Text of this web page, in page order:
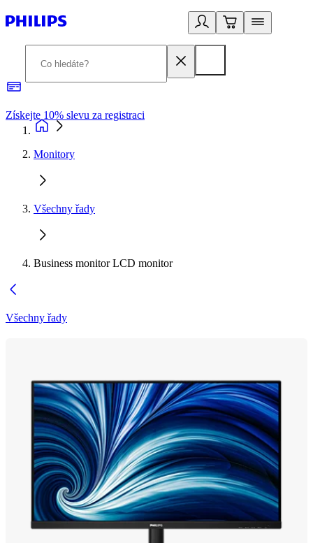
Získejte 10% slevu za registraci
Monitory
Všechny řady
Business monitor LCD monitor
Všechny řady